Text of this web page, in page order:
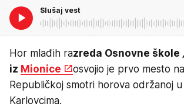
Slušaj vest
Hor mlađih razreda Osnovne škole
iz Mionice
osvojio je prvo mesto
Republičkoj smotri horova održanoj
Karlovcima.